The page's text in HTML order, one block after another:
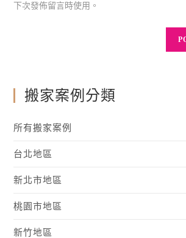
下次發佈留言時使用。
搬家案例分類
所有搬家案例
台北地區
新北市地區
桃園市地區
新竹地區